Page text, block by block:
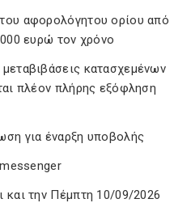
αφορολόγητου ορίου από
ευρώ τον χρόνο
κατασχεμένων
πλέον πλήρης εξόφληση
για έναρξη υποβολής
την Πέμπτη 10/09/2026